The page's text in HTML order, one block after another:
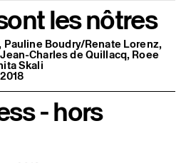
les nôtres
Pauline Boudry/Renate Lorenz,
Charles de Quillacq, Roee
Skali
- hors